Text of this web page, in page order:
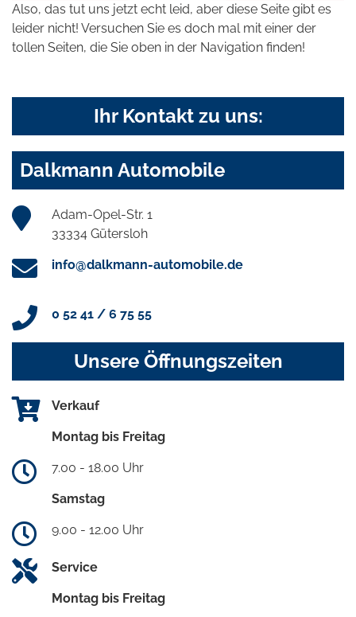
Also, das tut uns jetzt echt leid, aber diese Seite gibt es
leider nicht! Versuchen Sie es doch mal mit einer der
tollen Seiten, die Sie oben in der Navigation finden!
Ihr Kontakt zu uns:
Dalkmann Automobile
Adam-Opel-Str. 1
33334 Gütersloh
info@dalkmann-automobile.de
0 52 41 / 6 75 55
Unsere Öffnungszeiten
Verkauf
Montag bis Freitag
7.00 - 18.00 Uhr
Samstag
9.00 - 12.00 Uhr
Service
Montag bis Freitag